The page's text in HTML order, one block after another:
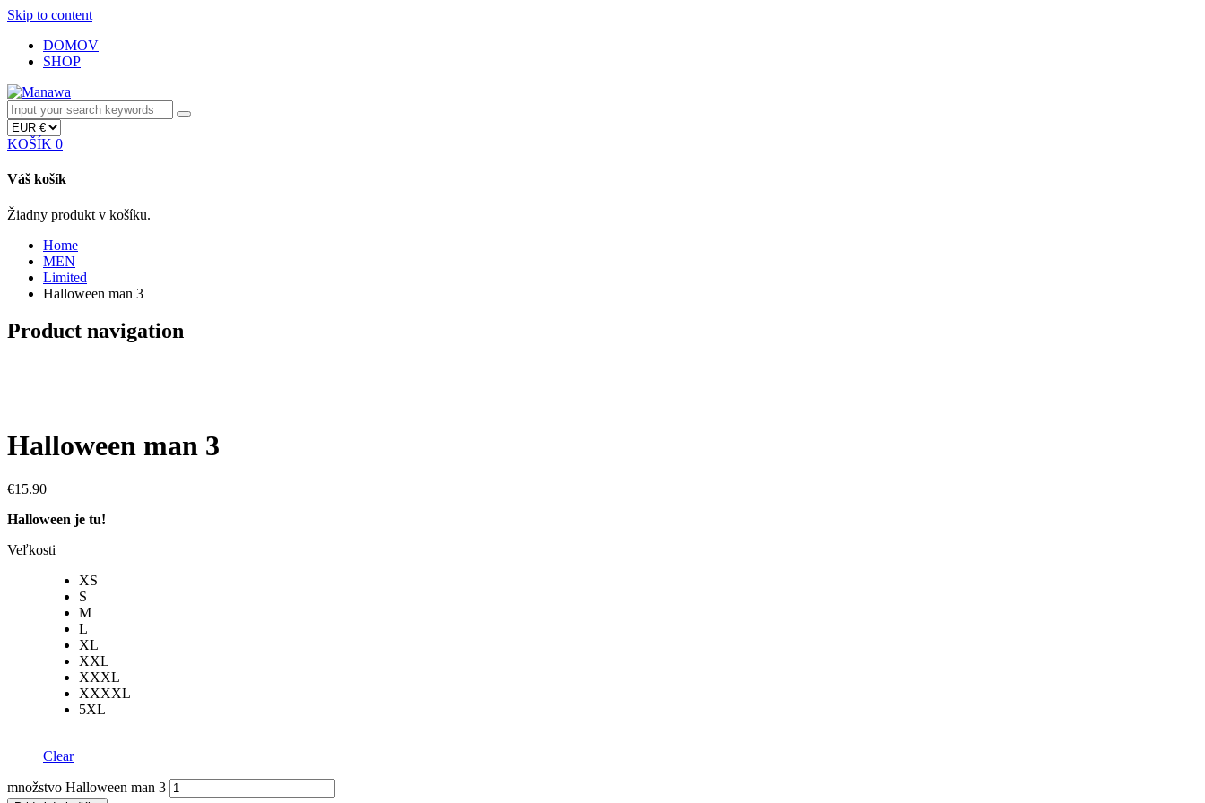
Skip to content
DOMOV
SHOP
KOŠÍK 0
Váš košík
Žiadny produkt v košíku.
Home
MEN
Limited
Halloween man 3
Product navigation
Halloween man 3
€15.90
Halloween je tu!
Veľkosti
XS
S
M
L
XL
XXL
XXXL
XXXXL
5XL
Clear
množstvo Halloween man 3